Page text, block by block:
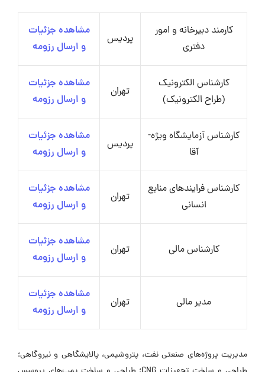
کارمند دبیرخانه و امور
دفتری
پردیس
مشاهده جزئیات
و ارسال رزومه
کارشناس الکترونیک
(طراح الکترونیک)
تهران
مشاهده جزئیات
و ارسال رزومه
کارشناس آزمایشگاه ویژه-
آقا
پردیس
مشاهده جزئیات
و ارسال رزومه
کارشناس فرایندهای منابع
انسانی
تهران
مشاهده جزئیات
و ارسال رزومه
کارشناس مالی تهران
مشاهده جزئیات
و ارسال رزومه
مدیر مالی تهران
مشاهده جزئیات
و ارسال رزومه
مدیریت پروژه‌های صنعتی نفت، پتروشیمی، پالایشگاهی و نیروگاهی؛